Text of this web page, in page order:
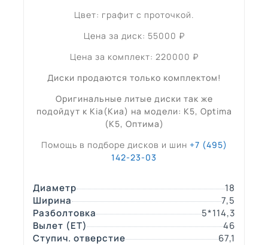
Цвет: графит с проточкой.
Цена за диск: 55000 ₽
Цена за комплект: 220000 ₽
Диски продаются только комплектом!
Оригинальные литые диски так же
подойдут к Kia(Киа) на модели: K5, Optima
(K5, Оптима)
Помощь в подборе дисков и шин +7 (495)
142-23-03
Диаметр
18
Ширина
7,5
Разболтовка
5*114,3
Вылет (ЕТ)
46
Ступич. отверстие
67,1